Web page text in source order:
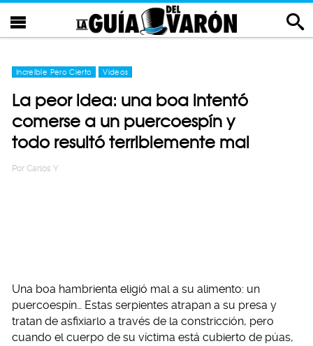
Increíble Pero Cierto Videos
La peor idea: una boa intentó
comerse a un puercoespín y
todo resultó terriblemente mal
Por Carlos Y
Una boa hambrienta eligió mal a su alimento: un
puercoespín… Estas serpientes atrapan a su presa y
tratan de asfixiarlo a través de la constricción, pero
cuando el cuerpo de su víctima está cubierto de púas,